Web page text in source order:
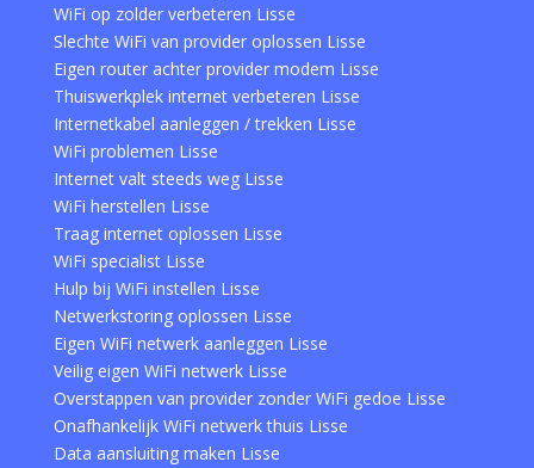
WiFi op zolder verbeteren Lisse
Slechte WiFi van provider oplossen Lisse
Eigen router achter provider modem Lisse
Thuiswerkplek internet verbeteren Lisse
Internetkabel aanleggen / trekken Lisse
WiFi problemen Lisse
Internet valt steeds weg Lisse
WiFi herstellen Lisse
Traag internet oplossen Lisse
WiFi specialist Lisse
Hulp bij WiFi instellen Lisse
Netwerkstoring oplossen Lisse
Eigen WiFi netwerk aanleggen Lisse
Veilig eigen WiFi netwerk Lisse
Overstappen van provider zonder WiFi gedoe Lisse
Onafhankelijk WiFi netwerk thuis Lisse
Data aansluiting maken Lisse